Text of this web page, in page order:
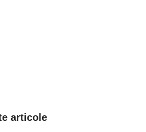
articole